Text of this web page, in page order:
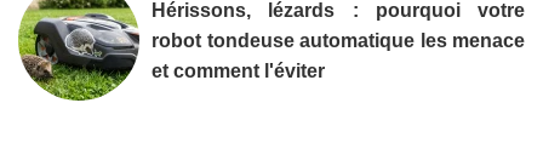
Hérissons, lézards : pourquoi votre
robot tondeuse automatique les menace
et comment l'éviter